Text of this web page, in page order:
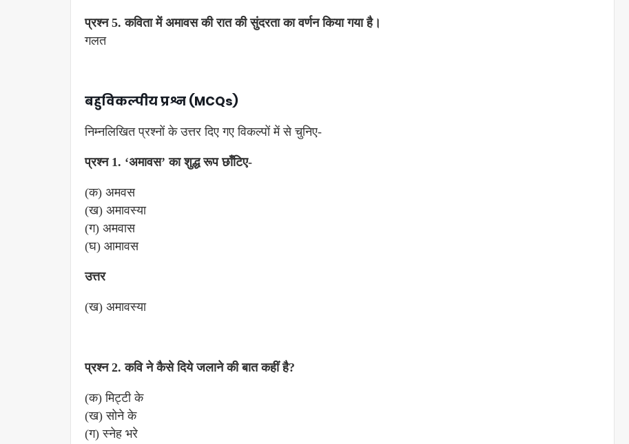
प्रश्न 5. कविता में अमावस की रात की सुंदरता का वर्णन किया गया है।
गलत
बहुविकल्पीयप्रश्न (MCQs)
निम्नलिखित प्रश्नों के उत्तर दिए गए विकल्पों में से चुनिए-
प्रश्न 1. ‘अमावस’ का शुद्ध रूप छाँटिए-
(क) अमवस
(ख) अमावस्या
(ग) अमवास
(घ) आमावस
उत्तर
(ख) अमावस्या
प्रश्न 2. कवि ने कैसे दिये जलाने की बात कहीं है?
(क) मिट्टी के
(ख) सोने के
(ग) स्नेह भरे